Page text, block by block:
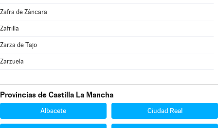
Zafra de Záncara
Zafrilla
Zarza de Tajo
Zarzuela
Provincias de Castilla La Mancha
Albacete Ciudad Real